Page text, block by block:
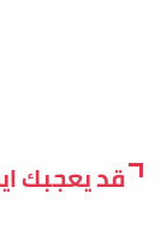
قد يعجبك